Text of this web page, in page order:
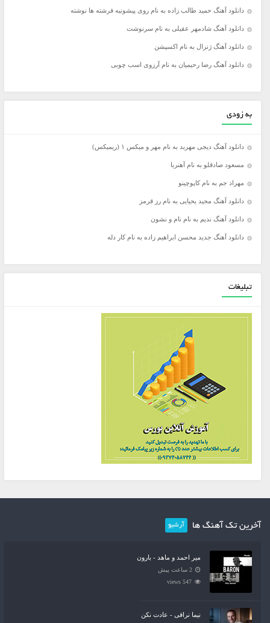
دانلود آهنگ حمید طالب زاده به نام روی پیشونیه فرشته ها نوشته
دانلود آهنگ شادمهر عقیلی به نام سرنوشت
دانلود آهنگ ژنرال به نام اکسپشن
دانلود آهنگ رضا رحیمیان به نام آرزوی اسب چوبی
به زودی
دانلود آهنگ دیجی مهربد به نام مهر و میکس ۱ (ریمیکس)
مسعود صادقلو به نام آهنربا
مهراد جم به نام کاپوچینو
دانلود آهنگ مجید یحیایی به نام رز قرمز
دانلود آهنگ ندیم به نام نام و نشون
دانلود آهنگ جدید محسن ابراهیم زاده به نام کار دله
تبلیغات
آخرین تک آهنگ ها آرشیو
میر احمد و ماهد - بارون
2 ساعت پیش
547 views
نیما نراقی - عادت نکن